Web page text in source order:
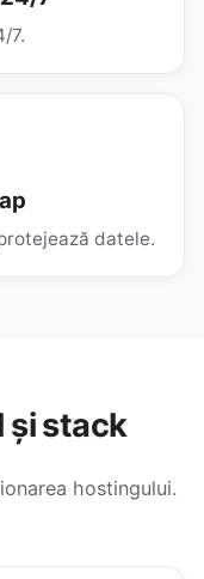
7.
datele.
și stack
hostingului.